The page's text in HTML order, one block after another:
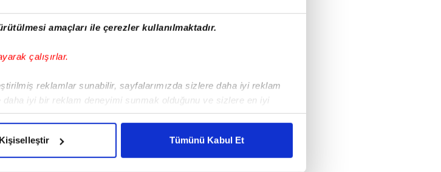
amaçları ile çerezler kullanılmaktadır.
çalışırlar.
reklamlar sunabilir, sayfalarımızda sizlere daha iyi reklam
iyi bir reklam deneyimi sunmak olduğunu ve sizlere en iyi
ve bu noktada, reklamların maliyetlerimizi karşılamak
takdirde, kullanıcılara hedefli reklamlar gösterilmeyecektir."
Kişiselleştir Tümünü Kabul Et